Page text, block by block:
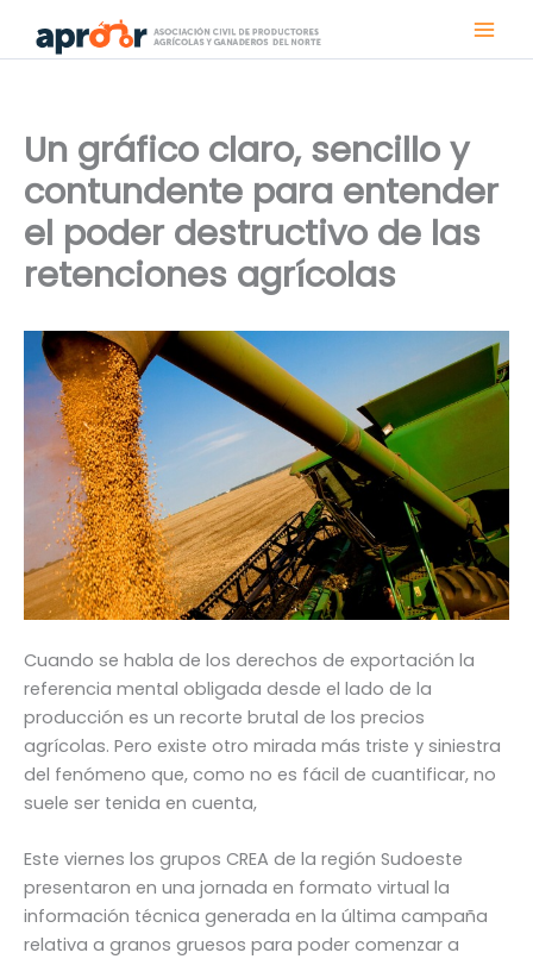
Un gráfico claro, sencillo y
contundente para entender
el poder destructivo de las
retenciones agrícolas
Cuando se habla de los derechos de exportación la
referencia mental obligada desde el lado de la
producción es un recorte brutal de los precios
agrícolas. Pero existe otro mirada más triste y siniestra
del fenómeno que, como no es fácil de cuantificar, no
suele ser tenida en cuenta,
Este viernes los grupos CREA de la región Sudoeste
presentaron en una jornada en formato virtual la
información técnica generada en la última campaña
relativa a granos gruesos para poder comenzar a